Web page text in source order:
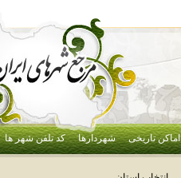
اماکن تاریخی شهردارها کد تلفن شهر ها